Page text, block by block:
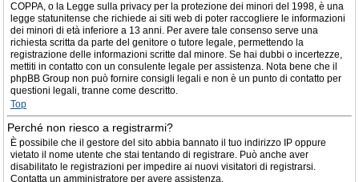
COPPA, o la Legge sulla privacy per la protezione dei minori del 1998, è una
legge statunitense che richiede ai siti web di poter raccogliere le informazioni
dei minori di età inferiore a 13 anni. Per avere tale consenso serve una
richiesta scritta da parte del genitore o tutore legale, permettendo la
registrazione delle informazioni scritte dal minore. Se hai dubbi o incertezze,
mettiti in contatto con un consulente legale per assistenza. Nota bene che il
phpBB Group non può fornire consigli legali e non è un punto di contatto per
questioni legali, tranne come descritto.
Top
Perché non riesco a registrarmi?
È possibile che il gestore del sito abbia bannato il tuo indirizzo IP oppure
vietato il nome utente che stai tentando di registrare. Può anche aver
disabilitato le registrazioni per impedire ai nuovi visitatori di registrarsi.
Contatta un amministratore per avere assistenza.